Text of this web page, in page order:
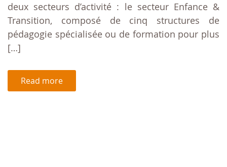
deux secteurs d’activité : le secteur Enfance &
Transition, composé de cinq structures de
pédagogie spécialisée ou de formation pour plus
[…]
Read more